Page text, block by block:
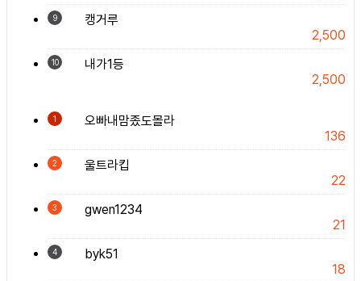
9
캥거루
2,500
10
내가1등
2,500
1
오빠내맘좄도몰라
136
2
울트라킵
22
3
gwen1234
21
4
byk51
18